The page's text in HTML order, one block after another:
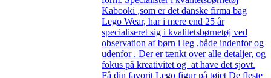
Kabooki ,som er det danske firma bag
Lego Wear, har i mere end 25 år
specialiseret sig i kvalitetsbørnetøj ved
observation af børn i leg ,både indenfor og
udenfor . Der er tænkt over alle detaljer, og
fokus på kreativitet og at have det sjovt.
Få din favorit Lego figur på tøjet De fleste